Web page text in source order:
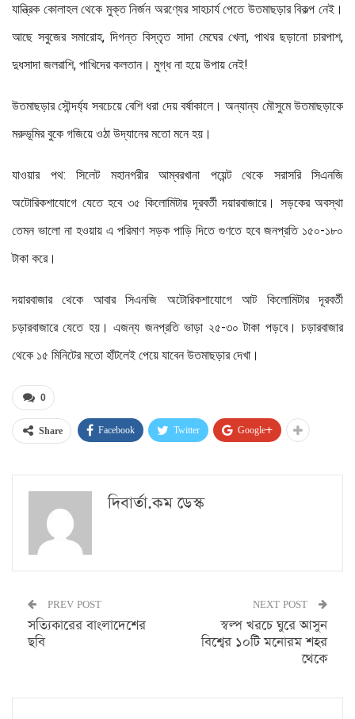
যান্ত্রিক কোলাহল থেকে মুক্ত নির্জন অরণ্যের সাহচার্য পেতে উতমাছড়ার বিকল্প নেই।
আছে সবুজের সমারোহ, দিগন্ত বিস্তৃত সাদা মেঘের খেলা, পাথর ছড়ানো চারপাশ,
দুধসাদা জলরাশি, পাখিদের কলতান। মুগ্ধ না হয়ে উপায় নেই!
উতমাছড়ার সৌন্দর্য্য সবচেয়ে বেশি ধরা দেয় বর্ষাকালে। অন্যান্য মৌসুমে উতমাছড়াকে
মরুভূমির বুকে গজিয়ে ওঠা উদ্যানের মতো মনে হয়।
যাওয়ার পথ: সিলেট মহানগরীর আম্বরখানা পয়েন্ট থেকে সরাসরি সিএনজি
অটোরিকশাযোগে যেতে হবে ৩৫ কিলোমিটার দূরবর্তী দয়ারবাজারে। সড়কের অবস্থা
তেমন ভালো না হওয়ায় এ পরিমাণ সড়ক পাড়ি দিতে গুণতে হবে জনপ্রতি ১৫০-১৮০
টাকা করে।
দয়ারবাজার থেকে আবার সিএনজি অটোরিকশাযোগে আট কিলোমিটার দূরবর্তী
চড়ারবাজারে যেতে হয়। এজন্য জনপ্রতি ভাড়া ২৫-৩০ টাকা পড়বে। চড়ারবাজার
থেকে ১৫ মিনিটের মতো হাঁটলেই পেয়ে যাবেন উতমাছড়ার দেখা।
0
Share Facebook Twitter Google+
দিবার্তা.কম ডেস্ক
PREV POST
সত্যিকারের বাংলাদেশের
ছবি
NEXT POST
স্বল্প খরচে ঘুরে আসুন
বিশ্বের ১০টি মনোরম শহর
থেকে